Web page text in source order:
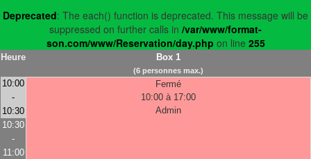
Deprecated: The each() function is deprecated. This message will be
suppressed on further calls in /var/www/format-
son.com/www/Reservation/day.php on line 255
Heure Box 1
(6 personnes max.)
10:00
-
10:30
Fermé
10:00 à 17:00
Admin
10:30
-
11:00